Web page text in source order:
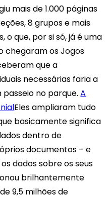
mais de 1.000 páginas
8 grupos e mais
o que, por si só, já é uma
chegaram os Jogos
que a
necessárias faria a
passeio no parque.A
Eles ampliaram tudo
basicamente significa
dentro de
documentos – e
dados sobre os seus
brilhantemente
9,5 milhões de